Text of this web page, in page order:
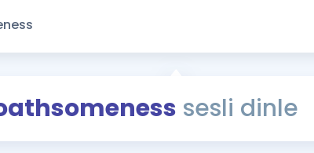
Eğitim
YDS -
İngilizce
sesli dinle